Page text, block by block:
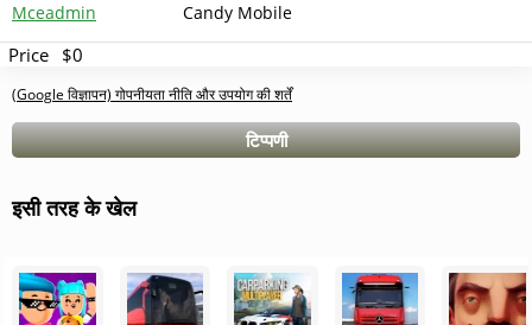
Mceadmin Candy Mobile
Price $0
(Google विज्ञापन) गोपनीयता नीति और उपयोग की शर्तें
टिप्पणी
इसी तरह के खेल